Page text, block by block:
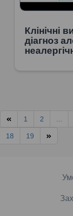
Клінічні
діагноз
1 2
18 19